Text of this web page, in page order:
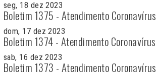
seg, 18 dez 2023
Boletim 1375 - Atendimento Coronavírus
dom, 17 dez 2023
Boletim 1374 - Atendimento Coronavírus
sab, 16 dez 2023
Boletim 1373 - Atendimento Coronavírus